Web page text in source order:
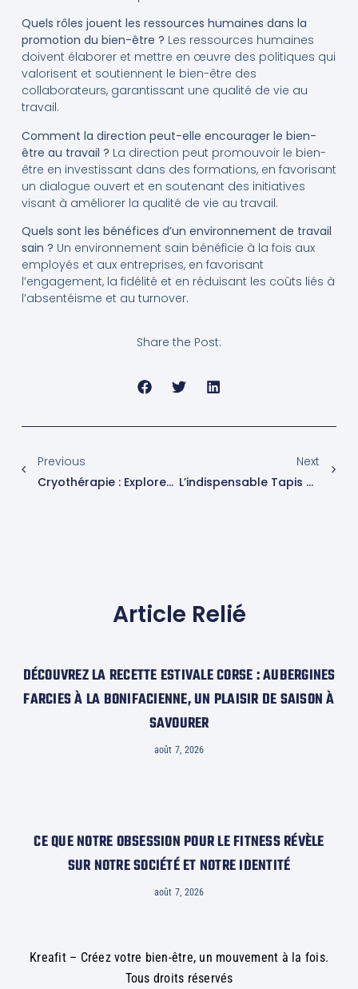
Quels rôles jouent les ressources humaines dans la
promotion du bien-être ? Les ressources humaines
doivent élaborer et mettre en œuvre des politiques qui
valorisent et soutiennent le bien-être des
collaborateurs, garantissant une qualité de vie au
travail.
Comment la direction peut-elle encourager le bien-
être au travail ? La direction peut promouvoir le bien-
être en investissant dans des formations, en favorisant
un dialogue ouvert et en soutenant des initiatives
visant à améliorer la qualité de vie au travail.
Quels sont les bénéfices d’un environnement de travail
sain ? Un environnement sain bénéficie à la fois aux
employés et aux entreprises, en favorisant
l’engagement, la fidélité et en réduisant les coûts liés à
l’absentéisme et au turnover.
Share the Post:
Previous
Cryothérapie : Explorez Les Avantages Et Les Dangers De Cette Approche Froide Pour Votre Bien-Être (stress, Sommeil, Sport…
Next
L’indispensable Tapis De Course Abordable Pour S’entraîner Chez Soi
Article Relié
DÉCOUVREZ LA RECETTE ESTIVALE CORSE : AUBERGINES
FARCIES À LA BONIFACIENNE, UN PLAISIR DE SAISON À
SAVOURER
août 7, 2026
CE QUE NOTRE OBSESSION POUR LE FITNESS RÉVÈLE
SUR NOTRE SOCIÉTÉ ET NOTRE IDENTITÉ
août 7, 2026
Kreafit – Créez votre bien-être, un mouvement à la fois.
Tous droits réservés